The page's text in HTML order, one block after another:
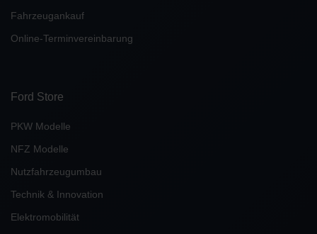
Fahrzeugankauf
Online-Terminvereinbarung
Ford Store
PKW Modelle
NFZ Modelle
Nutzfahrzeugumbau
Technik & Innovation
Elektromobilität